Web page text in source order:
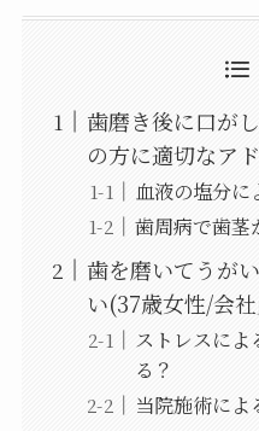
歯磨き後に口が
の方に適切なア
血液の塩分に
歯周病で歯茎
歯を磨いてうが
い(37歳女性/会
ストレスによ
る？
当院施術に